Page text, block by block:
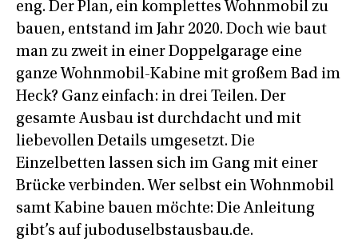
eng. Der Plan, ein komplettes Wohnmobil zu
bauen, entstand im Jahr 2020. Doch wie baut
man zu zweit in einer Doppelgarage eine
ganze Wohnmobil-Kabine mit großem Bad im
Heck? Ganz einfach: in drei Teilen. Der
gesamte Ausbau ist durchdacht und mit
liebevollen Details umgesetzt. Die
Einzelbetten lassen sich im Gang mit einer
Brücke verbinden. Wer selbst ein Wohnmobil
samt Kabine bauen möchte: Die Anleitung
gibt’s auf juboduselbstausbau.de.